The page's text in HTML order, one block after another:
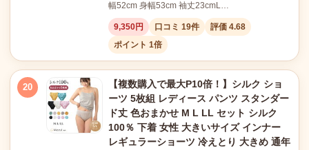
幅52cm 身幅53cm 袖丈23cmL…
9,350円 口コミ 19件
評価 4.68
ポイント 1倍
20
【複数購入で最大P10倍！】シルク ショ
ーツ 5枚組 レディース パンツ スタンダー
ド丈 色おまかせ M L LL セット シルク
100％ 下着 女性 大きいサイズ インナー
レギュラーショーツ 冷えとり 大きめ 通年